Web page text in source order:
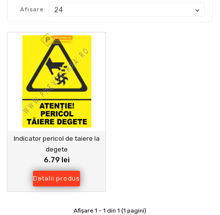
Afisare
Indicator pericol de taiere la
degete
6.79 lei
Detalii produs
Afişare 1 - 1 din 1 (1 pagini)